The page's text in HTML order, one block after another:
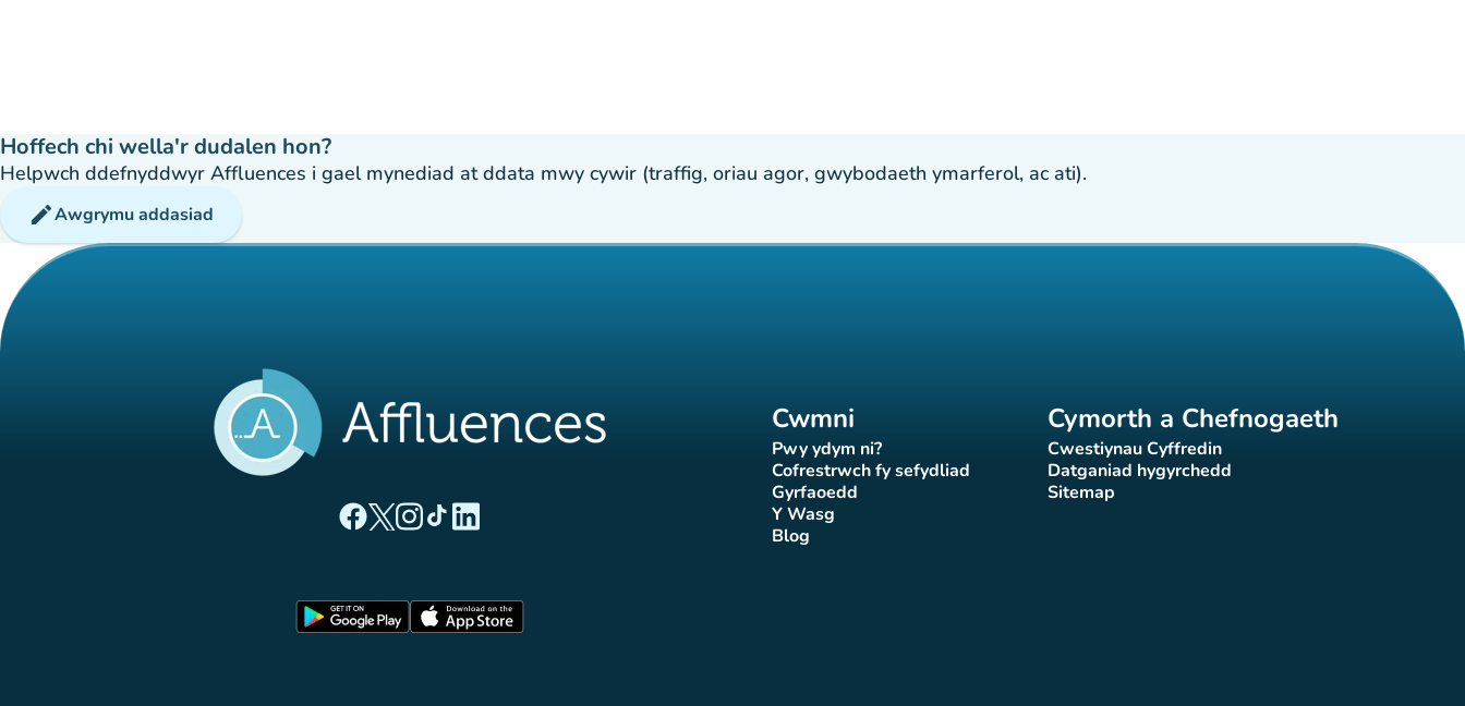
Hoffech chi wella'r dudalen hon?
Helpwch ddefnyddwyr Affluences i gael mynediad at ddata mwy cywir (traffig, oriau agor, gwybodaeth ymarferol, ac ati).
editAwgrymu addasiad
(tab newydd)
(tab newydd)
(tab newydd)
(tab newydd)
(tab newydd)
Cwmni
Pwy ydym ni?
(tab newydd)
Cofrestrwch fy sefydliad
(tab newydd)
Gyrfaoedd(tab newydd)
Y Wasg(tab newydd)
Blog(tab newydd)
Cymorth a Chefnogaeth
Cwestiynau Cyffredin
(tab newydd)
Datganiad hygyrchedd
(tab newydd)
Sitemap(tab newydd)